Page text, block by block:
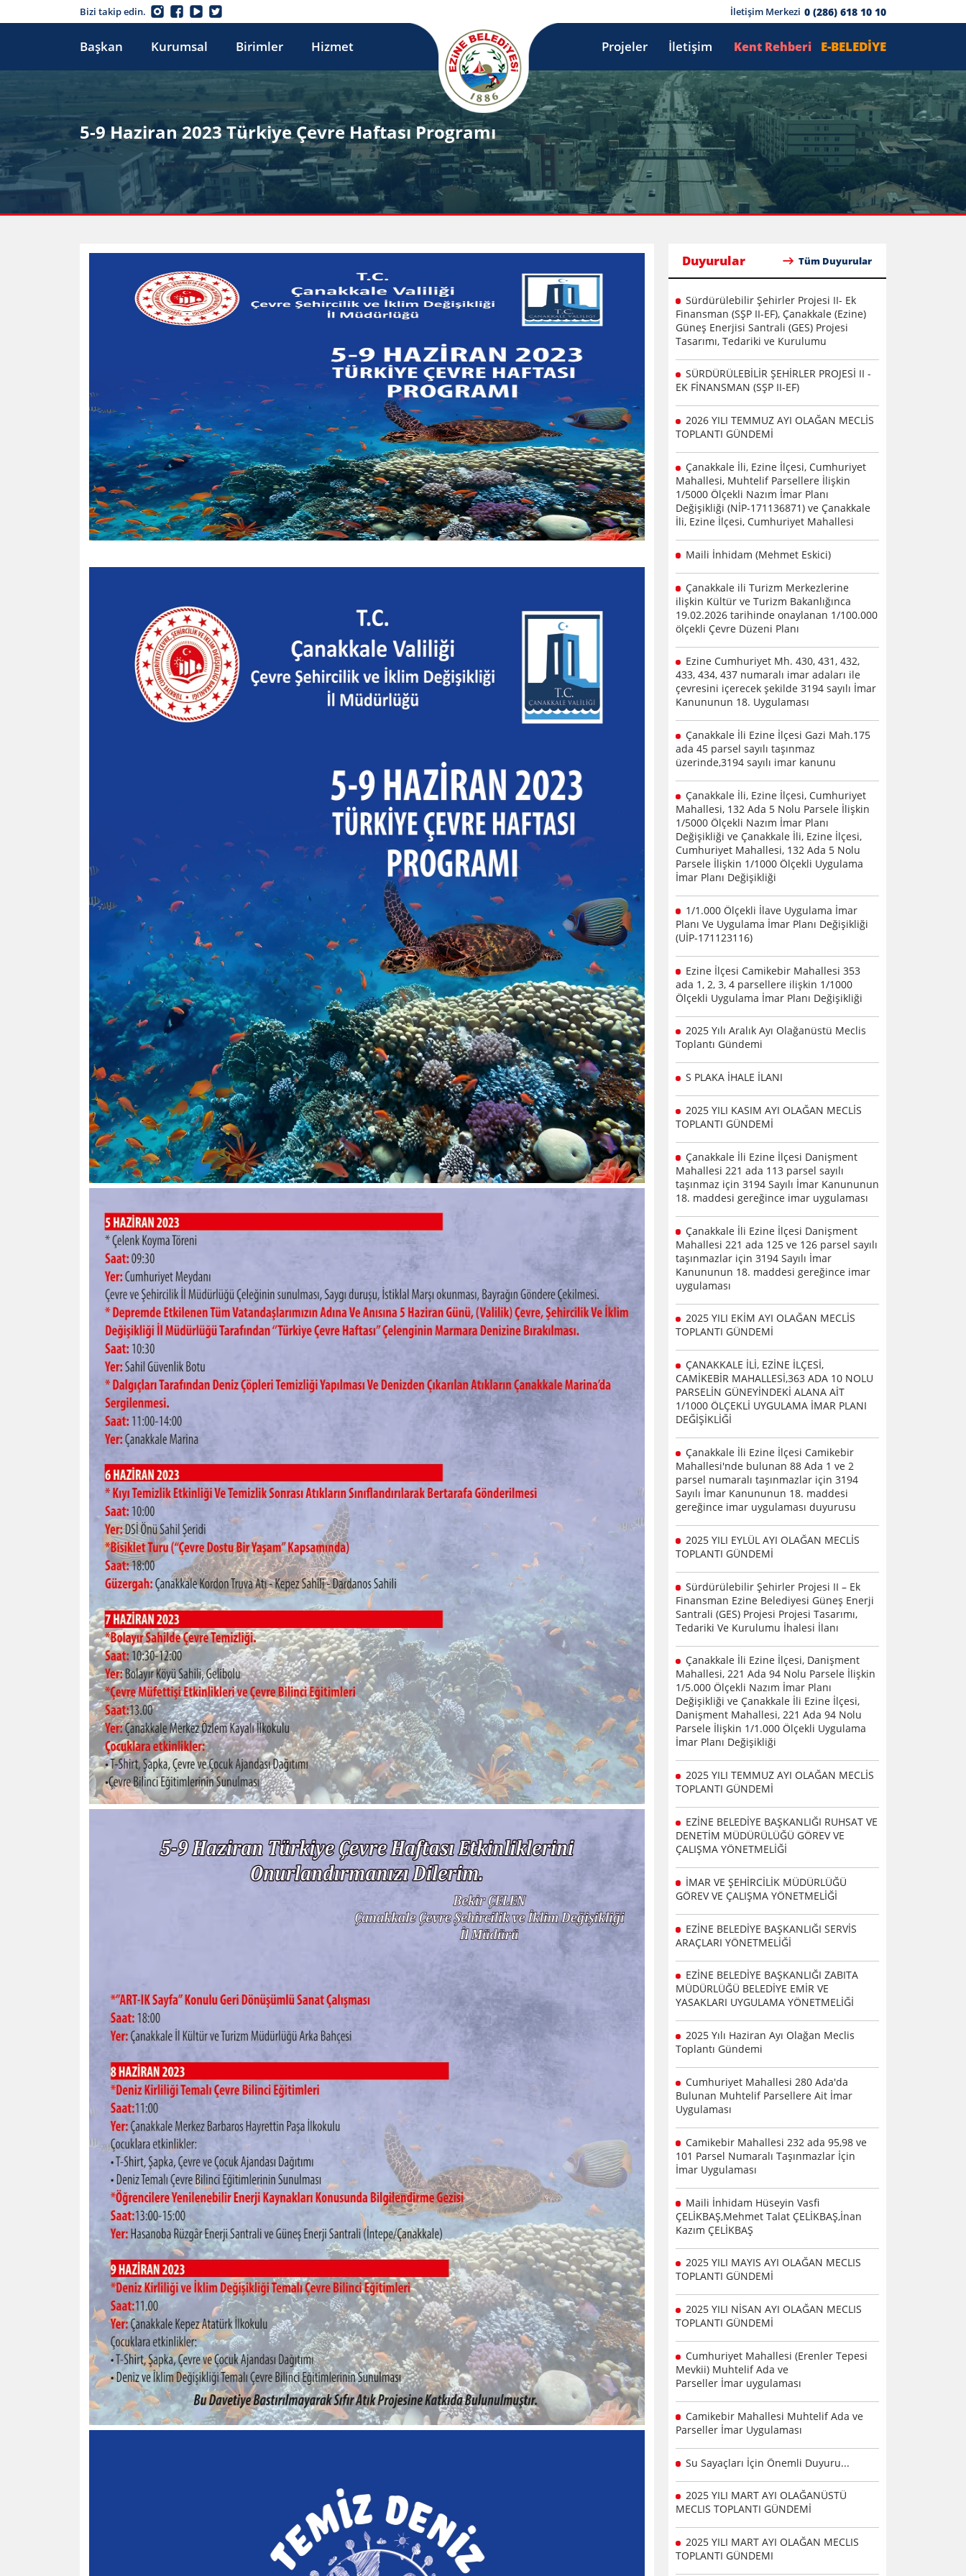
Bizi takip edin. İletişim Merkezi 0 (286) 618 10 10
Başkan Kurumsal Birimler Hizmet Projeler İletişim Kent Rehberi E-BELEDİYE
5-9 Haziran 2023 Türkiye Çevre Haftası Programı
Duyurular Tüm Duyurular
Sürdürülebilir Şehirler Projesi II- Ek
Finansman (SŞP II-EF), Çanakkale (Ezine)
Güneş Enerjisi Santrali (GES) Projesi
Tasarımı, Tedariki ve Kurulumu
SÜRDÜRÜLEBİLİR ŞEHİRLER PROJESİ II -
EK FİNANSMAN (SŞP II-EF)
2026 YILI TEMMUZ AYI OLAĞAN MECLİS
TOPLANTI GÜNDEMİ
Çanakkale İli, Ezine İlçesi, Cumhuriyet
Mahallesi, Muhtelif Parsellere İlişkin
1/5000 Ölçekli Nazım İmar Planı
Değişikliği (NİP-171136871) ve Çanakkale
İli, Ezine İlçesi, Cumhuriyet Mahallesi
Maili İnhidam (Mehmet Eskici)
Çanakkale ili Turizm Merkezlerine
ilişkin Kültür ve Turizm Bakanlığınca
19.02.2026 tarihinde onaylanan 1/100.000
ölçekli Çevre Düzeni Planı
Ezine Cumhuriyet Mh. 430, 431, 432,
433, 434, 437 numaralı imar adaları ile
çevresini içerecek şekilde 3194 sayılı İmar
Kanununun 18. Uygulaması
Çanakkale İli Ezine İlçesi Gazi Mah.175
ada 45 parsel sayılı taşınmaz
üzerinde,3194 sayılı imar kanunu
Çanakkale İli, Ezine İlçesi, Cumhuriyet
Mahallesi, 132 Ada 5 Nolu Parsele İlişkin
1/5000 Ölçekli Nazım İmar Planı
Değişikliği ve Çanakkale İli, Ezine İlçesi,
Cumhuriyet Mahallesi, 132 Ada 5 Nolu
Parsele İlişkin 1/1000 Ölçekli Uygulama
İmar Planı Değişikliği
1/1.000 Ölçekli İlave Uygulama İmar
Planı Ve Uygulama İmar Planı Değişikliği
(UİP-171123116)
Ezine İlçesi Camikebir Mahallesi 353
ada 1, 2, 3, 4 parsellere ilişkin 1/1000
Ölçekli Uygulama İmar Planı Değişikliği
2025 Yılı Aralık Ayı Olağanüstü Meclis
Toplantı Gündemi
S PLAKA İHALE İLANI
2025 YILI KASIM AYI OLAĞAN MECLİS
TOPLANTI GÜNDEMİ
Çanakkale İli Ezine İlçesi Danişment
Mahallesi 221 ada 113 parsel sayılı
taşınmaz için 3194 Sayılı İmar Kanununun
18. maddesi gereğince imar uygulaması
Çanakkale İli Ezine İlçesi Danişment
Mahallesi 221 ada 125 ve 126 parsel sayılı
taşınmazlar için 3194 Sayılı İmar
Kanununun 18. maddesi gereğince imar
uygulaması
2025 YILI EKİM AYI OLAĞAN MECLİS
TOPLANTI GÜNDEMİ
ÇANAKKALE İLİ, EZİNE İLÇESİ,
CAMİKEBİR MAHALLESİ,363 ADA 10 NOLU
PARSELİN GÜNEYİNDEKİ ALANA AİT
1/1000 ÖLÇEKLİ UYGULAMA İMAR PLANI
DEĞİŞİKLİĞİ
Çanakkale İli Ezine İlçesi Camikebir
Mahallesi'nde bulunan 88 Ada 1 ve 2
parsel numaralı taşınmazlar için 3194
Sayılı İmar Kanununun 18. maddesi
gereğince imar uygulaması duyurusu
2025 YILI EYLÜL AYI OLAĞAN MECLİS
TOPLANTI GÜNDEMİ
Sürdürülebilir Şehirler Projesi II – Ek
Finansman Ezine Belediyesi Güneş Enerji
Santrali (GES) Projesi Projesi Tasarımı,
Tedariki Ve Kurulumu İhalesi İlanı
Çanakkale İli Ezine İlçesi, Danişment
Mahallesi, 221 Ada 94 Nolu Parsele İlişkin
1/5.000 Ölçekli Nazım İmar Planı
Değişikliği ve Çanakkale İli Ezine İlçesi,
Danişment Mahallesi, 221 Ada 94 Nolu
Parsele İlişkin 1/1.000 Ölçekli Uygulama
İmar Planı Değişikliği
2025 YILI TEMMUZ AYI OLAĞAN MECLİS
TOPLANTI GÜNDEMİ
EZİNE BELEDİYE BAŞKANLIĞI RUHSAT VE
DENETİM MÜDÜRÜLÜĞÜ GÖREV VE
ÇALIŞMA YÖNETMELİĞİ
İMAR VE ŞEHİRCİLİK MÜDÜRLÜĞÜ
GÖREV VE ÇALIŞMA YÖNETMELİĞİ
EZİNE BELEDİYE BAŞKANLIĞI SERVİS
ARAÇLARI YÖNETMELİĞİ
EZİNE BELEDİYE BAŞKANLIĞI ZABITA
MÜDÜRLÜĞÜ BELEDİYE EMİR VE
YASAKLARI UYGULAMA YÖNETMELİĞİ
2025 Yılı Haziran Ayı Olağan Meclis
Toplantı Gündemi
Cumhuriyet Mahallesi 280 Ada'da
Bulunan Muhtelif Parsellere Ait İmar
Uygulaması
Camikebir Mahallesi 232 ada 95,98 ve
101 Parsel Numaralı Taşınmazlar İçin
İmar Uygulaması
Maili İnhidam Hüseyin Vasfi
ÇELİKBAŞ,Mehmet Talat ÇELİKBAŞ,İnan
Kazım ÇELİKBAŞ
2025 YILI MAYIS AYI OLAĞAN MECLIS
TOPLANTI GÜNDEMİ
2025 YILI NİSAN AYI OLAĞAN MECLIS
TOPLANTI GÜNDEMİ
Cumhuriyet Mahallesi (Erenler Tepesi
Mevkii) Muhtelif Ada ve
Parseller İmar uygulaması
Camikebir Mahallesi Muhtelif Ada ve
Parseller İmar Uygulaması
Su Sayaçları İçin Önemli Duyuru...
2025 YILI MART AYI OLAĞANÜSTÜ
MECLIS TOPLANTI GÜNDEMİ
2025 YILI MART AYI OLAĞAN MECLIS
TOPLANTI GÜNDEMI